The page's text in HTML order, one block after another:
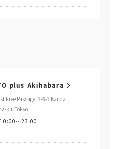
plus Akihabara
Free Passage, 1-6-1 Kanda
ku, Tokyo
～23:00